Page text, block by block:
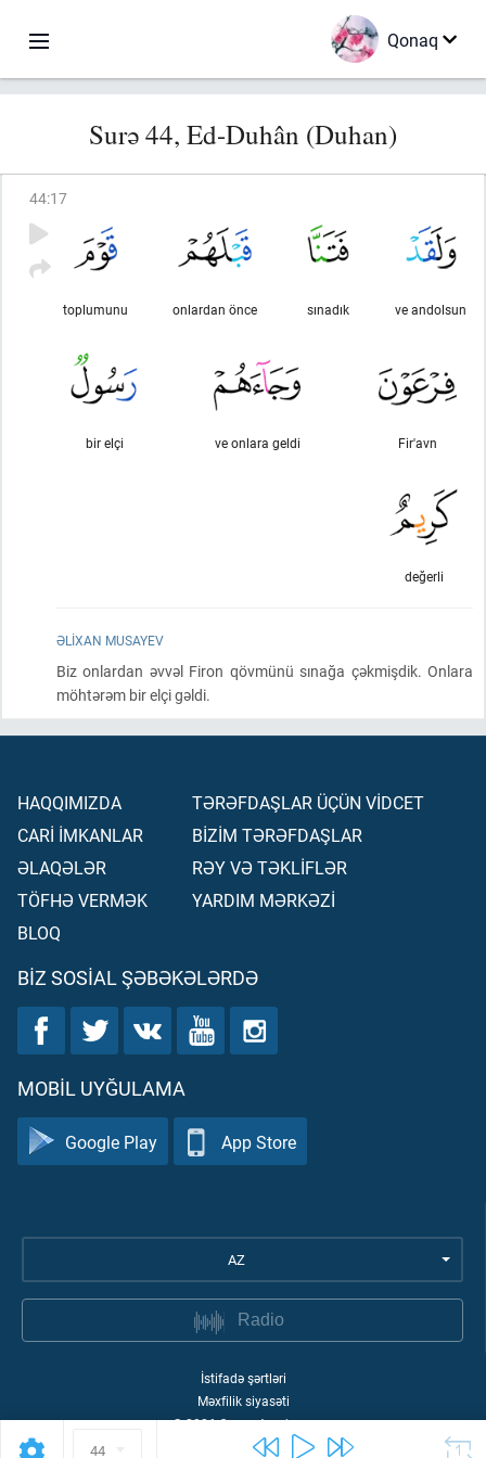
Qonaq
44
Surə 44, Ed-Duhân (Duhan)
44:17
ve andolsun
sınadık
onlardan önce
toplumunu
Fir'avn
ve onlara geldi
bir elçi
değerli
ƏLIXAN MUSAYEV
Biz onlardan əvvəl Firon qövmünü sınağa çəkmişdik. Onlara
möhtərəm bir elçi gəldi.
HAQQIMIZDA
CARİ İMKANLAR
ƏLAQƏLƏR
TÖFHƏ VERMƏK
BLOQ
TƏRƏFDAŞLAR ÜÇÜN VİDCET
BİZİM TƏRƏFDAŞLAR
RƏY VƏ TƏKLİFLƏR
YARDIM MƏRKƏZİ
BIZ SOSIAL ŞƏBƏKƏLƏRDƏ
MOBIL UYĞULAMA
Google Play App Store
AZ
Radio
İstifadə şərtləri
Məxfilik siyasəti
©2026Quran Academy